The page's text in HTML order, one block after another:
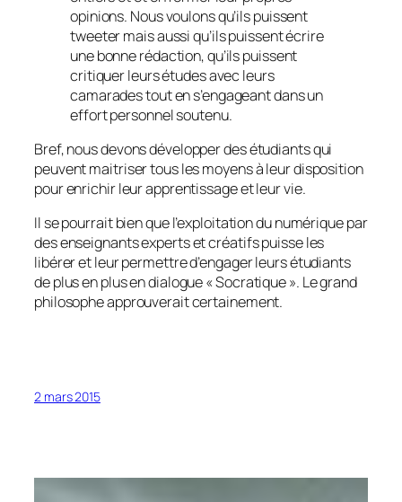
opinions. Nous voulons qu’ils puissent
tweeter mais aussi qu’ils puissent écrire
une bonne rédaction, qu’ils puissent
critiquer leurs études avec leurs
camarades tout en s’engageant dans un
effort personnel soutenu.
Bref, nous devons développer des étudiants qui
peuvent maitriser tous les moyens à leur disposition
pour enrichir leur apprentissage et leur vie.
Il se pourrait bien que l’exploitation du numérique par
des enseignants experts et créatifs puisse les
libérer et leur permettre d’engager leurs étudiants
de plus en plus en dialogue «Socratique». Le grand
philosophe approuverait certainement.
2 mars 2015